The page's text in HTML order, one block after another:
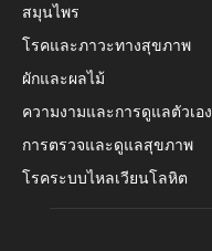
สมุนไพร
โรคและภาวะทางสุขภาพ
ผักและผลไม้
ความงามและการดูแลตัวเอง
การตรวจและดูแลสุขภาพ
โรคระบบไหลเวียนโลหิต